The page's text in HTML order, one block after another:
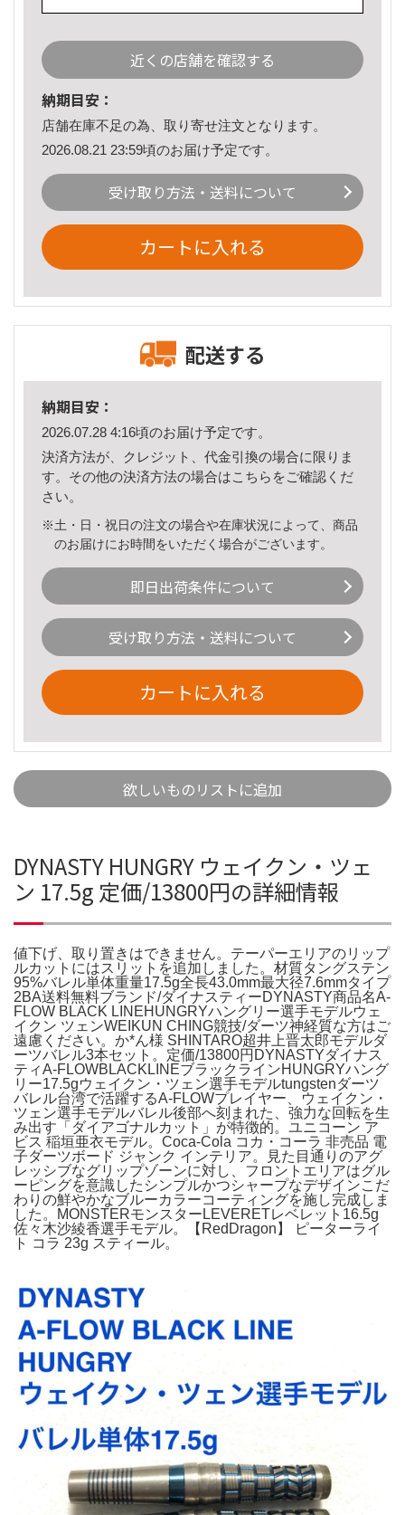
近くの店舗を確認する
納期目安：
店舗在庫不足の為、取り寄せ注文となります。
2026.08.21 23:59頃のお届け予定です。
受け取り方法・送料について
カートに入れる
配送する
納期目安：
2026.07.28 4:16頃のお届け予定です。
決済方法が、クレジット、代金引換の場合に限りま
す。その他の決済方法の場合はこちら をご確認くだ
さい。
※土・日・祝日の注文の場合や在庫状況によって、商品
のお届けにお時間をいただく場合がございます。
即日出荷条件について
受け取り方法・送料について
カートに入れる
欲しいものリストに追加
DYNASTY HUNGRY ウェイクン・ツェ
ン 17.5g 定価/13800円の詳細情報
値下げ、取り置きはできません。テーパーエリアのリップ
ルカットにはスリットを追加しました。材質タングステン
95%バレル単体重量17.5g全長43.0mm最大径7.6mmタイプ
2BA送料無料ブランド/ダイナスティーDYNASTY商品名A-
FLOW BLACK LINEHUNGRYハングリー選手モデルウェ
イクン ツェンWEIKUN CHING競技/ダーツ神経質な方はご
遠慮ください。か*ん様 SHINTARO超井上晋太郎モデルダ
ーツバレル3本セット。定価/13800円DYNASTYダイナス
ティA-FLOWBLACKLINEブラックラインHUNGRYハング
リー17.5gウェイクン・ツェン選手モデルtungstenダーツ
バレル台湾で活躍するA-FLOWプレイヤー、ウェイクン・
ツェン選手モデルバレル後部へ刻まれた、強力な回転を生
み出す「ダイアゴナルカット」が特徴的。ユニコーン ア
ビス 稲垣亜衣モデル。Coca-Cola コカ・コーラ 非売品 電
子ダーツボード ジャンク インテリア。見た目通りのアグ
レッシブなグリップゾーンに対し、フロントエリアはグル
ーピングを意識したシンプルかつシャープなデザインこだ
わりの鮮やかなブルーカラーコーティングを施し完成しま
した。MONSTERモンスターLEVERETレベレット16.5g
佐々木沙綾香選手モデル。【RedDragon】 ピーターライ
ト コラ 23g スティール。